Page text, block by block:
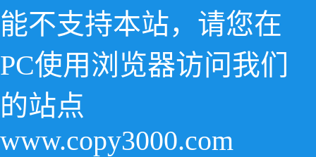
能不支持本站，请您在
PC使用浏览器访问我们
的站点
www.copy3000.com